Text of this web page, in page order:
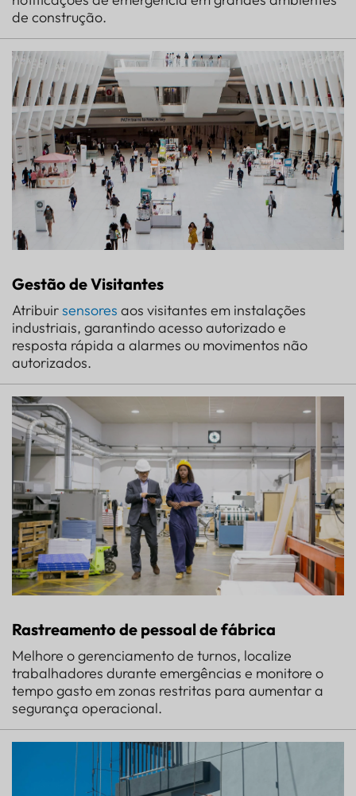
de construção.
Gestão de Visitantes
Atribuirsensores aos visitantes em instalações
industriais, garantindo acesso autorizado e
resposta rápida a alarmes ou movimentos não
autorizados.
Rastreamento de pessoal de fábrica
Melhore o gerenciamento de turnos, localize
trabalhadores durante emergências e monitore o
tempo gasto em zonas restritas para aumentar a
segurança operacional.